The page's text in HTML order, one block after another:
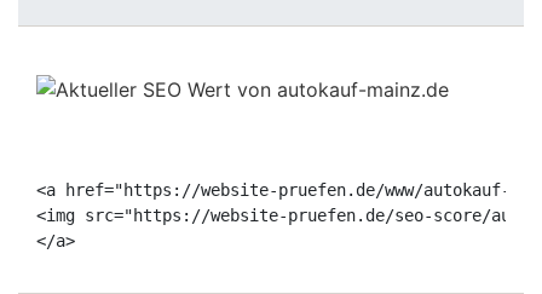
<a href="https://website-pruefen.de/www/autokauf-
<img src="https://website-pruefen.de/seo-score/